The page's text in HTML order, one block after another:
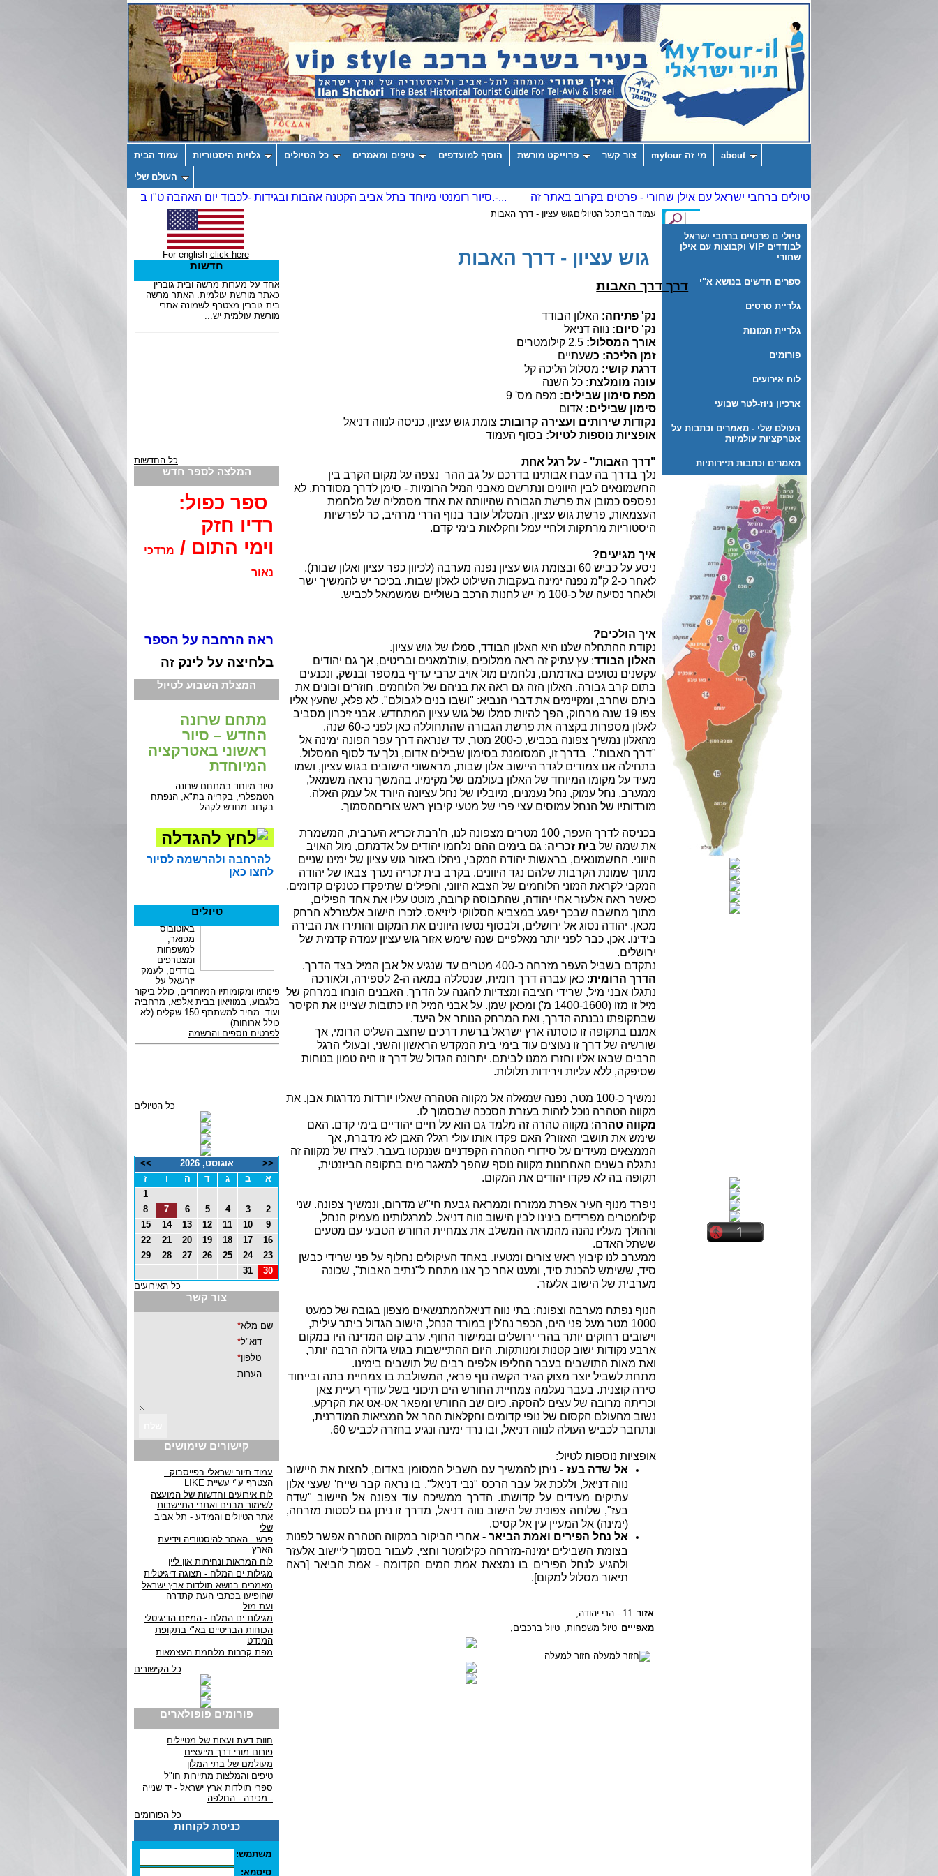
עמוד הבית גלויות היסטוריות כל הטיולים טיפים ומאמרים הוסף למועדפים פרוייקט מורשת צור קשר מי זה mytour about
העולם שלי
טיולי ם פרטיים ברחבי ישראל
לבודדים VIP וקבוצות עם אילן
שחורי
ספרים חדשים בנושא א"י
גלריית סרטים
גלריית תמונות
פורומים
לוח אירועים
ארכיון ניוז-לטר שבועי
העולם שלי - מאמרים וכתבות על
אטרקציות עולמיות
מאמרים וכתבות תיירותיות
עמוד הביתכל הטיוליםגוש עציון - דרך האבות
גוש עציון - דרך האבות
דרך דרך האבות
נק' פתיחה: האלון הבודד
נק' סיום: נווה דניאל
אורך המסלול: 2.5 קילומטרים
זמן הליכה: כשעתיים
דרגת קושי: מסלול הליכה קל
עונה מומלצת: כל השנה
מפת סימון שבילים: מפה מס' 9
סימון שבילים: אדום
נקודות שירותים ועצירה קרובות: צומת גוש עציון, כניסה לנווה דניאל
אופציות נוספות לטיול: בסוף העמוד
"דרך האבות" - על רגל אחת
נלך בדרך בה עברו אבותינו בדרכם על גב ההר נצפה על מקום הקרב בין
החשמונאים לבין היוונים ונתרשם מאבני המיל הרומיות - סימן לדרך מסודרת. לא
נפספס כמובן את פרשת הגבורה שהיוותה את אחד מסמליה של מלחמת
העצמאות, פרשת גוש עציון. המסלול עובר בנוף הררי מרהיב, כר לפרשיות
היסטוריות מרתקות ולחיי עמל וחקלאות בימי קדם.
איך מגיעים?
ניסע על כביש 60 ובצומת גוש עציון נפנה מערבה (לכיוון כפר
עציון ואלון שבות).
לאחר כ-2 ק"מ
נפנה ימינה בעקבות השילוט לאלון שבות. בכיכר יש להמשיך ישר
ולאחר נסיעה של כ-100 מ' יש לחנות הרכב בשוליים שמשמאל לכביש.
איך הולכים?
נקודת ההתחלה שלנו היא האלון הבודד, סמלו של גוש עציון.
האלון הבודד: עץ עתיק זה ראה ממלוכים ,עות'מאנים ובריטים, אך גם יהודים
עקשנים נטועים באדמתם, נלחמים מול אויב ערבי עדיף במספר ובנשק, ונכנעים
בתום קרב גבורה. האלון הזה גם ראה את בניהם של הלוחמים, חוזרים ובונים את
ביתם שחרב, ומקיימים את דברי הנביא: "ושבו בנים לגבולם". לא פלא, שהעץ אליו
צפו 19 שנה מרחוק, הפך להיות סמלו של גוש עציון המתחדש. אבני זיכרון מסביב
לאלון מספרות בקצרה את פרשת הגבורה שהתחוללה כאן לפני כ-60 שנה.
מהאלון נמשיך צפונה בכביש, כ-200 מטר
, עד שנראה דרך עפר הפונה ימינה אל
"דרך האבות". בדרך זו, המסומנת בסימון שבילים אדום, נלך עד לסוף המסלול.
בתחילה אנו צמודים לגדר היישוב אלון שבות, מראשוני הישובים בגוש עציון, ושמו
מעיד על מקומו המיוחד של האלון בעולמם של מקימיו. בהמשך נראה משמאל,
ממערב, נחל עמוק, נחל נעמנים, מיובליו של נחל עציונה היורד אל עמק האלה.
מורדותיו של הנחל עמוסים עצי פרי של מטעי קיבוץ ראש צוריםהסמוך.
בכניסה לדרך העפר, 100 מטרים
מצפונה לנו, ח'רבת זכריא הערבית, המשמרת
את שמה של בית זכריה: גם בימים ההם נלחמו יהודים על אדמתם, מול האויב
היווני. החשמונאים, בראשות יהודה המקבי, ניהלו באזור גוש עציון של ימינו שניים
מתוך שמונת הקרבות שלהם נגד היוונים. בקרב בית זכריה נערך צבאו של יהודה
המקבי לקראת המוני הלוחמים של הצבא היווני, והפילים שתיפקדו כטנקים קדומים.
כאשר ראה אלעזר אחי יהודה, שהתבוסה קרובה, מוטט עליו את אחד הפילים,
מתוך מחשבה שבכך יפגע במצביא הסלווקי ליזיאס. לזכרו הישוב אלעזרלא הרחק
מכאן. יהודה נסוג אל ירושלים, ולבסוף נטשו היוונים את המקום והותירו את הבירה
בידינו. אכן, כבר לפני יותר מאלפיים שנה שימש אזור גוש עציון עמדה קדמית של
ירושלים.
נתקדם בשביל העפר מזרחה כ-400 מטרים
עד שנגיע אל אבן המיל בצד הדרך.
הדרך הרומית
: כאן עברה דרך רומית, שנסללה במאה ה-2 לספירה, ולאורכה
נתגלו אבני מיל, שרידי חציבה ומצדיות להגנה על הדרך. האבנים הונחו במרחק של
מיל זו מזו (1400-1600 מ'
) ומכאן שמן. על אבני המיל היו כתובות שציינו את הקיסר
שבתקופתו נבנתה הדרך, ואת המרחק הנותר אל היעד.
אמנם בתקופה זו כוסתה ארץ ישראל ברשת דרכים שחצב השליט הרומי, אך
שורשיה של דרך זו נעוצים עוד בימי בית המקדש הראשון והשני, ובעולי הרגל
הרבים שבאו אליו וחזרו ממנו לביתם. יתרונה הגדול של דרך זו היה טמון בנוחות
שסיפקה, ללא עליות וירידות תלולות.
נמשיך כ-100 מטר
, נפנה שמאלה אל מקווה הטהרה שאליו יורדות מדרגות אבן. את
מקווה הטהרה נוכל לזהות בעזרת הסככה שבסמוך לו.
מקווה טהרה: מקווה טהרה זה מלמד גם הוא על חיים יהודיים בימי קדם. האם
שימש את תושבי האזור? האם פקדו אותו עולי רגל? האבן לא מדברת, אך
הממצאים מעידים על סידורי הטהרה הקפדניים שננקטו בעבר. לצידו של מקווה זה
נתגלה בשנים האחרונות מקווה נוסף שהפך למאגר מים בתקופה הביזנטית,
תקופה בה לא פקדו יהודים את המקום.
ניפרד מנוף העיר אפרת ממזרח וממראה גבעת חי"ש מדרום, ונמשיך צפונה. שני
קילומטרים מפרידים בינינו לבין הישוב נווה דניאל. למרגלותינו מעמיק הנחל,
וההולך מעליו נהנה מהמראה המשלב את צמחיית החורש הטבעי עם מטעים
ששתל האדם.
ממערב לנו קיבוץ ראש צורים ומטעיו. באחד העיקולים נחלוף על פני שרידי כבשן
סיד, ששימש להכנת סיד, ומעט אחר כך אנו מתחת ל"נתיב האבות", שכונה
מערבית של הישוב אלעזר.
הנוף נפתח מערבה וצפונה: בתי נווה דניאלהמתנשאים מצפון בגובה של כמעט
1000 מטר
מעל פני הים, הכפר נח'לין במורד הנחל, הישוב הגדול ביתר עילית,
וישובים רחוקים יותר בהרי ירושלים ובמישור החוף. ערב קום המדינה היו במקום
ארבע נקודות ישוב קטנות ומנותקות. היום ההתיישבות בגוש גדולה הרבה יותר,
ואת מאות התושבים בעבר החליפו אלפים רבים של תושבים בימינו.
מתחת לשביל יוצר מצוק הגיר הקשה נוף פראי, המשולבת בו צמחיית בתה ובייחוד
סירה קוצנית. בעבר נעלמה צמחיית החורש הים תיכוני בשל עודף רעיית צאן
וכריתה מרובה של עצים להסקה. כיום שב החורש ומפאר אט-אט את הקרקע.
נשוב מהעולם הקסום של נופי קדומים וחקלאות ההר אל המציאות המודרנית,
ונתחבר לכביש העולה לנווה דניאל, ובו נרד ימינה ונגיע בחזרה לכביש 60.
אופציות נוספות לטיול:
אל שדה בעז - ניתן להמשיך עם השביל המסומן באדום, לחצות את היישוב
נווה דניאל, וללכת אל עבר הרכס "נבי דניאל", בו נראה קבר שייח' שעצי אלון
עתיקים מעידים על קדושתו. הדרך ממשיכה עוד צפונה אל היישוב "שדה
בעז", שלוחה צפונית של הישוב נווה דניאל, מדרך זו ניתן גם לסטות מזרחה,
(ימינה) אל המעיין עין אל קסיס.
אל נחל הפירים ואמת הביאר - אחרי הביקור במקווה הטהרה אפשר לפנות
בצומת השבילים ימינה-מזרחה כקילומטר וחצי, לעבור בסמוך ליישוב אלעזר
ולהגיע לנחל הפירים בו נמצאת אמת המים הקדומה - אמת הביאר [ראה
תיאור מסלול למקום].
אזור 11 - הרי יהודה,
מאפייים טיול משפחות, טיול ברכבים,
חזור למעלה
For english click here
חדשות
כל החדשות
המלצה לספר חדש
ספר כפול:
רדיו חזק
וימי התום / מרדכי
נאור
ראה הרחבה על הספר
בלחיצה על לינק זה
המצלת השבוע לטיול
מתחם שרונה
החדש – סיור
ראשוני באטרקציה
המיוחדת
סיור מיוחד במתחם שרונה
הטמפלרי, בקרייה בת"א, הנפתח
בקרוב מחדש לקהל
להרחבה ולהרשמה לסיור
לחצו כאן
טיולים
כל הטיולים
<< אוגוסט, 2026
>>
א
ב ג ד ה ו
ז
1
2
3
4
5
6
7
8
9
10
11
12
13
14
15
16
17
18
19
20
21
22
23
24
25
26
27
28
29
30
31
כל האירועים
צור קשר
קישורים שימושים
עמוד תיור ישראלי בפייסבוק -
הצטרף ע"י עשיית LIKE
לוח אירועים וחדשות של המועצה
לשימור מבנים ואתרי התיישבות
אתר הטיולים והמידע - תל אביב
שלי
פרש - האתר להיסטוריה וידיעת
הארץ
לוח המראות ונחיתות און ליין
מגילות ים המלח - תצוגה דיגיטלית
מאמרים בנושא תולדות ארץ ישראל
שהופיעו בכתבי העת קתדרה
ועת-מול
מגילות ים המלח - המיזם הדיגיטלי
הכוחות הבריטיים בא"י בתקופת
המנדט
מפת קרבות מלחמת העצמאות
כל הקישורים
פורומים פופולארים
חוות דעת ועצות של מטיילים
פורום מורי דרך מייעצים
מעולמם של בתי המלון
טיפים והמלצות מתיירות חו"ל
ספרי תולדות ארץ ישראל - יד שנייה
- מכירה - החלפה
כל הפורומים
כניסת לקוחות
משתמש:
סיסמא: